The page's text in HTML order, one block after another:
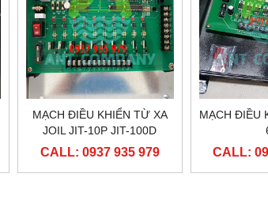
MẠCH ĐIỀU KHIỂN TỪ XA
JOIL JIT-10P JIT-100D
DC24V
CALL: 0937 935 979
MẠCH ĐIỀU
CALL: